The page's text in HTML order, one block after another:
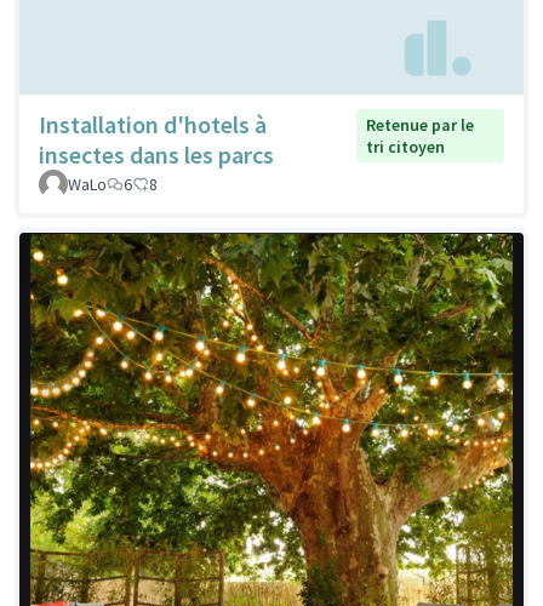
Installation d'hotels à
insectes dans les parcs
Retenue par le
tri citoyen
WaLo
6 8